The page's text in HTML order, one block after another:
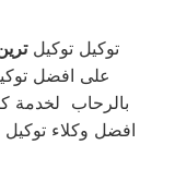
توكيل توكيل
على افضل
بالرحاب لخدمة
افضل وكلاء توكيل